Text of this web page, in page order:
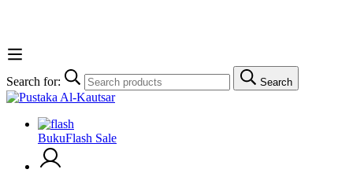
Search for: Search
BukuFlash Sale